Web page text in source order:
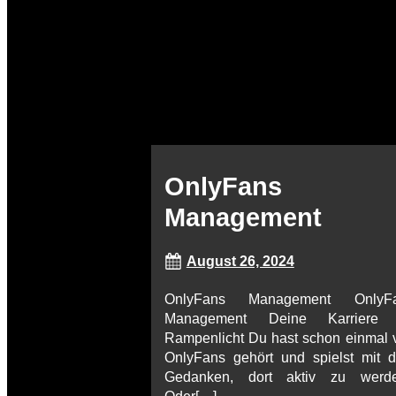
OnlyFans
Management
August 26, 2024
OnlyFans Management
Management Deine Karriere
Rampenlicht Du hast schon einmal
OnlyFans gehört und spielst mit
Gedanken, dort aktiv zu